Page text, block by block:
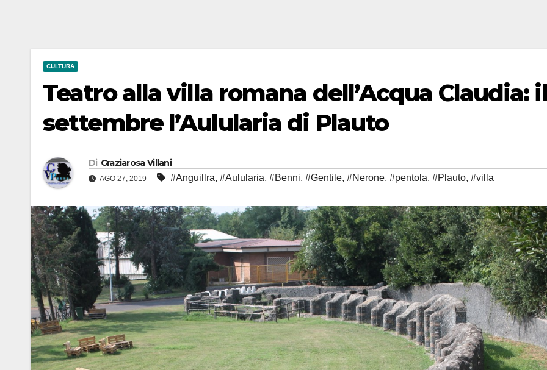
CULTURA
Teatro alla villa romana dell’Acqua Claudia:
settembre l’Aulularia di Plauto
Di Graziarosa Villani
AGO 27, 2019 #Anguillra, #Aulularia, #Benni, #Gentile, #Nerone, #pentola, #Plauto, #villa